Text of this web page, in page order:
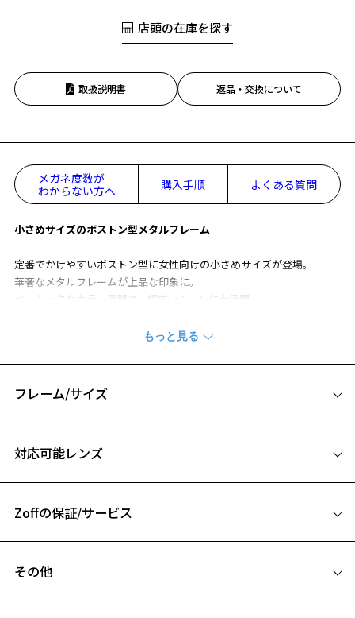
店頭の在庫を探す
取扱説明書 返品・交換について
メガネ度数が
わからない方へ
購入手順 よくある質問
小さめサイズのボストン型メタルフレーム
定番でかけやすいボストン型に女性向けの小さめサイズが登場。
華奢なメタルフレームが上品な印象に。
ベーシックなカラー展開で、幅広いシーンに大活躍。
※柄や色味の出方に個体差があり、画像と異なる場合がございます。
フレーム/サイズ
B ブリッジ(鼻部分)の横幅：20mm
対応可能レンズ
フレームとレンズの合計料金を知りたい方へ
Zoffの保証/サービス
その他